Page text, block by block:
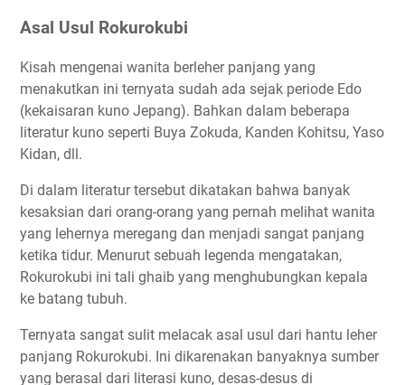
Asal Usul Rokurokubi
Kisah mengenai wanita berleher panjang yang
menakutkan ini ternyata sudah ada sejak periode Edo
(kekaisaran kuno Jepang). Bahkan dalam beberapa
literatur kuno seperti Buya Zokuda, Kanden Kohitsu, Yaso
Kidan, dll.
Di dalam literatur tersebut dikatakan bahwa banyak
kesaksian dari orang-orang yang pernah melihat wanita
yang lehernya meregang dan menjadi sangat panjang
ketika tidur. Menurut sebuah legenda mengatakan,
Rokurokubi ini tali ghaib yang menghubungkan kepala
ke batang tubuh.
Ternyata sangat sulit melacak asal usul dari hantu leher
panjang Rokurokubi. Ini dikarenakan banyaknya sumber
yang berasal dari literasi kuno, desas-desus di